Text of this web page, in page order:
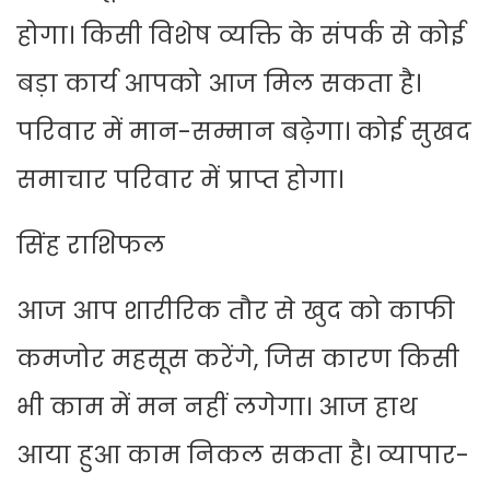
होगा। किसी विशेष व्यक्ति के संपर्क से कोई
बड़ा कार्य आपको आज मिल सकता है।
परिवार में मान-सम्मान बढ़ेगा। कोई सुखद
समाचार परिवार में प्राप्त होगा।
सिंह राशिफल
आज आप शारीरिक तौर से खुद को काफी
कमजोर महसूस करेंगे, जिस कारण किसी
भी काम में मन नहीं लगेगा। आज हाथ
आया हुआ काम निकल सकता है। व्यापार-